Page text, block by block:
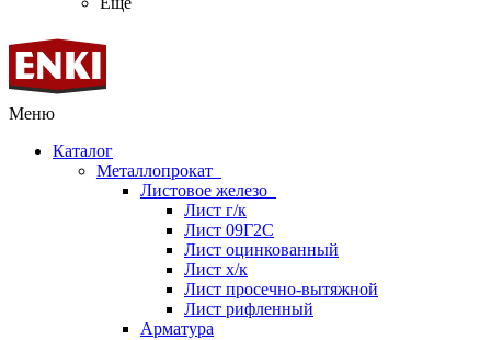
Меню
Каталог
Металлопрокат
Листовое железо
Лист г/к
Лист 09Г2С
Лист оцинкованный
Лист х/к
Лист просечно-вытяжной
Лист рифленный
Арматура